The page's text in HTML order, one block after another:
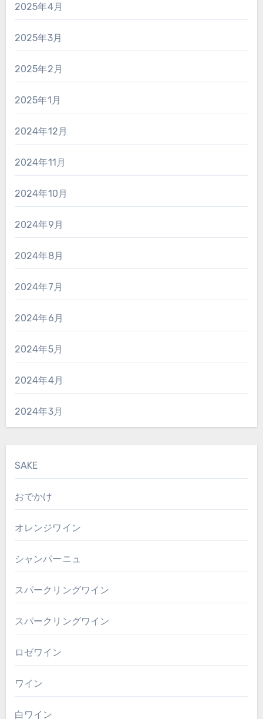
2025年4月
2025年3月
2025年2月
2025年1月
2024年12月
2024年11月
2024年10月
2024年9月
2024年8月
2024年7月
2024年6月
2024年5月
2024年4月
2024年3月
SAKE
おでかけ
オレンジワイン
シャンパーニュ
スパークリングワイン
スパークリングワイン
ロゼワイン
ワイン
白ワイン